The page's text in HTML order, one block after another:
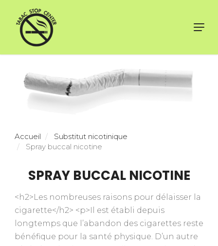
Accueil
Substitut nicotinique
Spray buccal nicotine
SPRAY BUCCAL NICOTINE
<h2>Les nombreuses raisons pour délaisser la
cigarette</h2> <p>Il est établi depuis
longtemps que l’abandon des cigarettes reste
bénéfique pour la santé physique. D’un autre